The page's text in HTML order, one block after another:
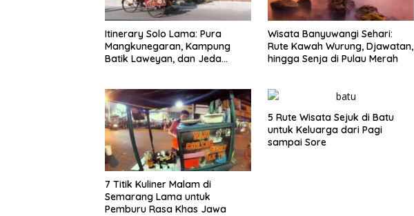
Itinerary Solo Lama: Pura
Mangkunegaran, Kampung
Batik Laweyan, dan Jeda
Wisata Banyuwangi Sehari:
Rute Kawah Wurung, Djawatan,
hingga Senja di Pulau Merah
7 Titik Kuliner Malam di
Semarang Lama untuk
Pemburu Rasa Khas Jawa
5 Rute Wisata Sejuk di Batu
untuk Keluarga dari Pagi
sampai Sore